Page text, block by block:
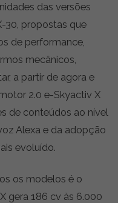
das versões
30, propostas que
de performance,
mecânicos,
a partir de agora e
2.0 e-Skyactiv X
de conteúdos ao nível
Alexa e da adopção
evoluído.
os modelos é o
gera 186 cv às 6.000